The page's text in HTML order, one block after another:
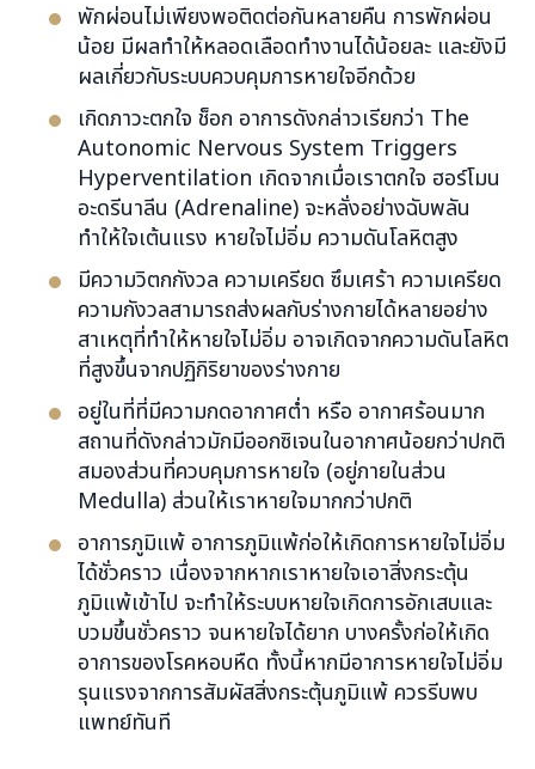
พักผ่อนไม่เพียงพอติดต่อกันหลายคืน การพักผ่อน
น้อย มีผลทำให้หลอดเลือดทำงานได้น้อยละ และยังมี
ผลเกี่ยวกับระบบควบคุมการหายใจอีกด้วย
เกิดภาวะตกใจ ช็อก อาการดังกล่าวเรียกว่า The
Autonomic Nervous System Triggers
Hyperventilation เกิดจากเมื่อเราตกใจ ฮอร์โมน
อะดรีนาลีน (Adrenaline) จะหลั่งอย่างฉับพลัน
ทำให้ใจเต้นแรง หายใจไม่อิ่ม ความดันโลหิตสูง
มีความวิตกกังวล ความเครียด ซึมเศร้า ความเครียด
ความกังวลสามารถส่งผลกับร่างกายได้หลายอย่าง
สาเหตุที่ทำให้หายใจไม่อิ่ม อาจเกิดจากความดันโลหิต
ที่สูงขึ้นจากปฏิกิริยาของร่างกาย
อยู่ในที่ที่มีความกดอากาศต่ำ หรือ อากาศร้อนมาก
สถานที่ดังกล่าวมักมีออกซิเจนในอากาศน้อยกว่าปกติ
สมองส่วนที่ควบคุมการหายใจ (อยู่ภายในส่วน
Medulla) ส่วนให้เราหายใจมากกว่าปกติ
อาการภูมิแพ้ อาการภูมิแพ้ก่อให้เกิดการหายใจไม่อิ่ม
ได้ชั่วคราว เนื่องจากหากเราหายใจเอาสิ่งกระตุ้น
ภูมิแพ้เข้าไป จะทำให้ระบบหายใจเกิดการอักเสบและ
บวมขึ้นชั่วคราว จนหายใจได้ยาก บางครั้งก่อให้เกิด
อาการของโรคหอบหืด ทั้งนี้หากมีอาการหายใจไม่อิ่ม
รุนแรงจากการสัมผัสสิ่งกระตุ้นภูมิแพ้ ควรรีบพบ
แพทย์ทันที